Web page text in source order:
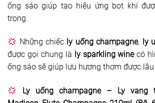
ống sáo giúp tạo hiệu ứng bọt khí
trọng.
Những chiếc ly uống champagne, ly
được gọi chung là ly sparkling winecó
ống sáo sẽ giúp lưu hương thơm được
Ly uống champagne – Ly vang